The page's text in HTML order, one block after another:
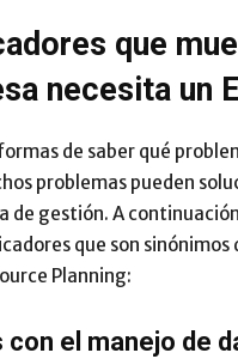
que
necesita un
de saber qué
problemas pueden
de gestión. A
que son sinónimos
Planning:
con el manejo de